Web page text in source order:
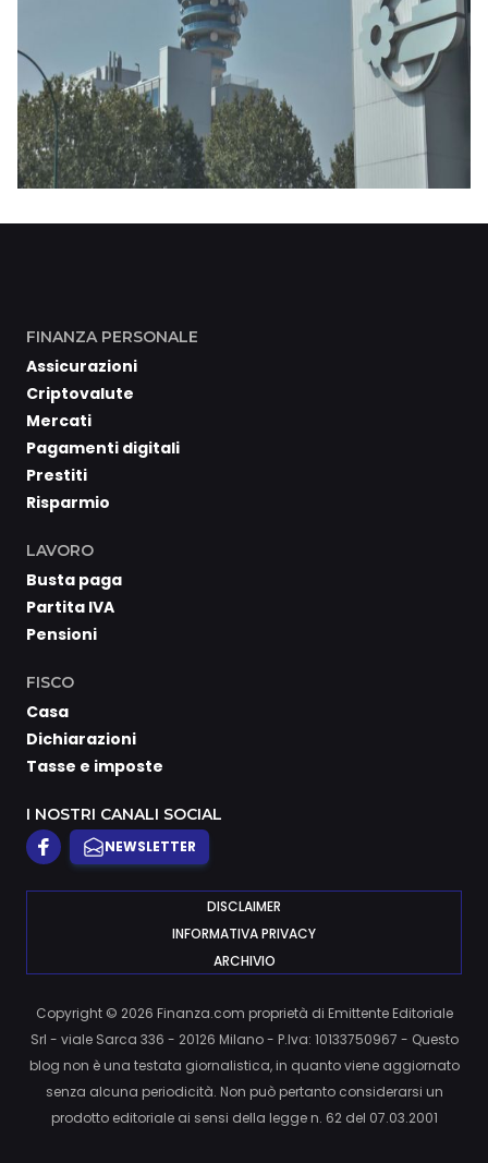
FINANZA PERSONALE
Assicurazioni
Criptovalute
Mercati
Pagamenti digitali
Prestiti
Risparmio
LAVORO
Busta paga
Partita IVA
Pensioni
FISCO
Casa
Dichiarazioni
Tasse e imposte
I NOSTRI CANALI SOCIAL
NEWSLETTER
DISCLAIMER
INFORMATIVA PRIVACY
ARCHIVIO
Copyright © 2026 Finanza.com proprietà di Emittente Editoriale
Srl - viale Sarca 336 - 20126 Milano - P.Iva: 10133750967 - Questo
blog non è una testata giornalistica, in quanto viene aggiornato
senza alcuna periodicità. Non può pertanto considerarsi un
prodotto editoriale ai sensi della legge n. 62 del 07.03.2001